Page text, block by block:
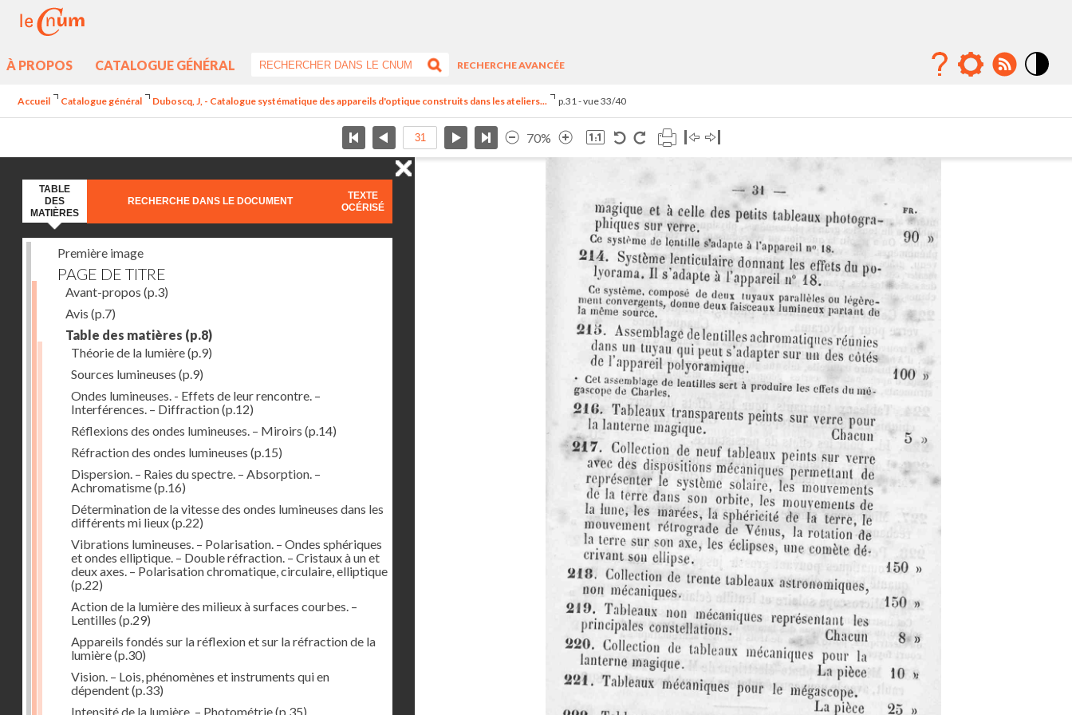
À PROPOS CATALOGUE GÉNÉRAL
RECHERCHE AVANCÉE
Accueil Catalogue général Duboscq, J, - Catalogue systématique des appareils d'optique construits dans les ateliers... p.31 - vue 33/40
70%
TABLE
DES
MATIÈRES
RECHERCHE DANS LE DOCUMENT
TEXTE
OCÉRISÉ
Première image
PAGE DE TITRE
Avant-propos (p.3)
Avis (p.7)
Table des matières (p.8)
Théorie de la lumière(p.9)
Sources lumineuses (p.9)
Ondes lumineuses. - Effets de leur rencontre. –
Interférences. – Diffraction(p.12)
Réflexions des ondes lumineuses. – Miroirs (p.14)
Réfraction des ondes lumineuses (p.15)
Dispersion. – Raies du spectre. – Absorption. –
Achromatisme(p.16)
Détermination de la vitesse des ondes lumineuses dans les
différents mi lieux(p.22)
Vibrations lumineuses. – Polarisation. – Ondes sphériques
et ondes elliptique. – Double réfraction. – Cristaux à un et
deux axes. – Polarisation chromatique, circulaire, elliptique
(p.22)
Action de la lumière des milieux à surfaces courbes. –
Lentilles (p.29)
Appareils fondés sur la réflexion et sur la réfraction de la
lumière(p.30)
Vision. – Lois, phénomènes et instruments qui en
dépendent(p.33)
Intensité de la lumière. – Photométrie(p.35)